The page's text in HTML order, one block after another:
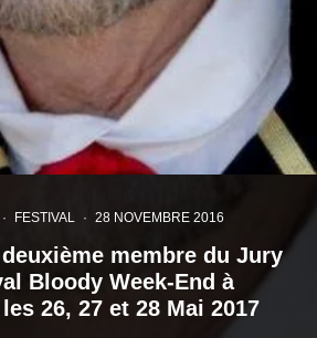
· FESTIVAL · 28 NOVEMBRE 2016
membre du Jury
Bloody Week-End à
26, 27 et 28 Mai 2017